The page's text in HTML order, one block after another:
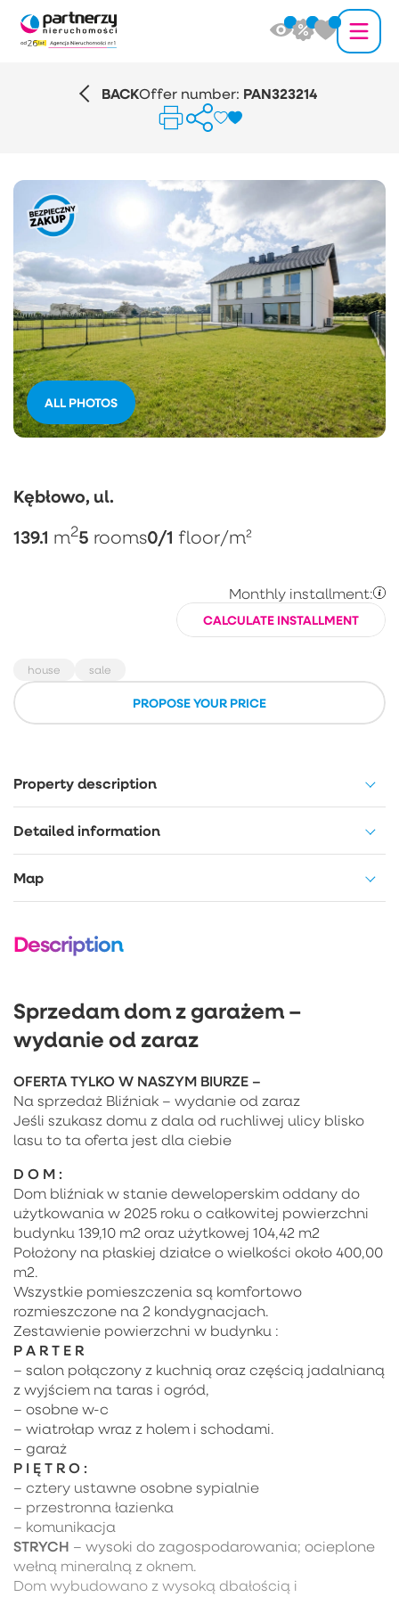
BACKOffer number: PAN323214
ALL PHOTOS
Kębłowo, ul.
139.1 m25 rooms0/1 floor/m²
Monthly installment:
CALCULATE INSTALLMENT
house sale
PROPOSE YOUR PRICE
Property description
Detailed information
Map
Description
Sprzedam dom z garażem –
wydanie od zaraz
OFERTA TYLKO W NASZYM BIURZE –
Na sprzedaż Bliźniak – wydanie od zaraz
Jeśli szukasz domu z dala od ruchliwej ulicy blisko
lasu to ta oferta jest dla ciebie
D O M :
Dom bliźniak w stanie deweloperskim oddany do
użytkowania w 2025 roku o całkowitej powierzchni
budynku 139,10 m2 oraz użytkowej 104,42 m2
Położony na płaskiej działce o wielkości około 400,00
m2.
Wszystkie pomieszczenia są komfortowo
rozmieszczone na 2 kondygnacjach.
Zestawienie powierzchni w budynku :
P A R T E R
– salon połączony z kuchnią oraz częścią jadalnianą
z wyjściem na taras i ogród,
– osobne w-c
– wiatrołap wraz z holem i schodami.
– garaż
P I Ę T R O :
– cztery ustawne osobne sypialnie
– przestronna łazienka
– komunikacja
STRYCH – wysoki do zagospodarowania; ocieplone
wełną mineralną z oknem.
Dom wybudowano z wysoką dbałością i